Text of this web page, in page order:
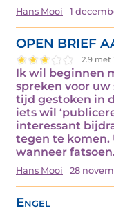
Hans Mooi 1
OPEN BRIEF
2.9 met
Ik wil beginnen
spreken voor
tijd gestoken in
iets wil
interessant
tegen te komen.
wanneer
Hans Mooi 28
Engel